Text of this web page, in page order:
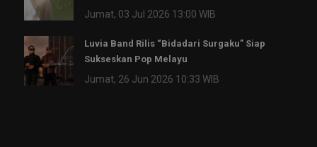
Jumat, 03 Jul 2026 13:00 WIB
Luvia Band Rilis “Bidadari Surgaku” Siap
Sukseskan Pop Melayu
Jumat, 26 Jun 2026 10:33 WIB